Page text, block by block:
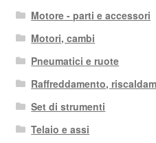
Motore - parti e accessori
Motori, cambi
Pneumatici e ruote
Raffreddamento,
Set di strumenti
Telaio e assi